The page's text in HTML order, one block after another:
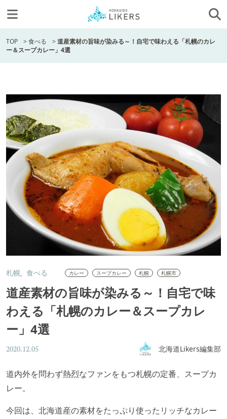
TOP >食べる >道産素材の旨味が染みる～！自宅で味わえる「札幌のカレ
ー＆スープカレー」4選
札幌 食べる カレー スープカレー 札幌 札幌市
道産素材の旨味が染みる～！自宅で味
わえる「札幌のカレー＆スープカレ
ー」4選
2020.12.05 北海道Likers編集部
道内外を問わず熱烈なファンをもつ札幌の定番、スープカ
レー。
今回は、北海道産の素材をたっぷり使ったリッチなカレー